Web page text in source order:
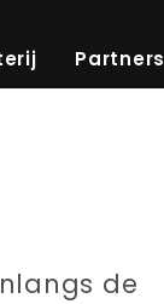
Partners
de